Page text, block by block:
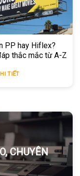
PP hay Hiflex?
thắc mắc từ A-Z
TIẾT
CHUYÊN